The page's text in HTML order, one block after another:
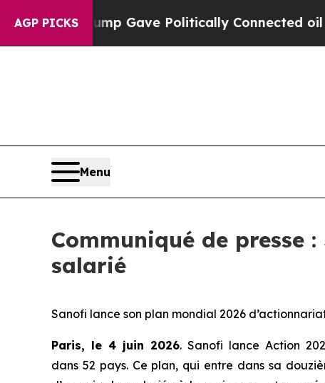
AGP PICKSGave Politically Connected oil
Menu
Communiqué de presse
salarié
Sanofi lance son plan mondial 2026
Paris, le4 juin 2026. Sanofi lance Action
dans 52 pays. Ce plan, qui entre dans sa